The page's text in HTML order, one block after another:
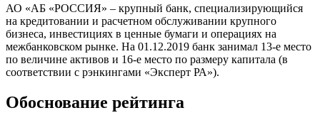
АО «АБ «РОССИЯ» – крупный банк, специализирующийся
на кредитовании и расчетном обслуживании крупного
бизнеса, инвестициях в ценные бумаги и операциях на
межбанковском рынке. На 01.12.2019 банк занимал 13-е место
по величине активов и 16-е место по размеру капитала (в
соответствии с рэнкингами «Эксперт РА»).
Обоснование рейтинга